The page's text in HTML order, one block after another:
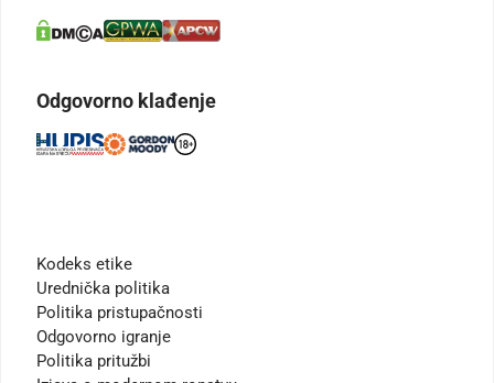
Odgovorno klađenje
Kodeks etike
Urednička politika
Politika pristupačnosti
Odgovorno igranje
Politika pritužbi